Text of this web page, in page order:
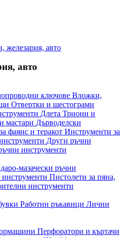
железария, авто
авто
ключове Вложки,
Отвертки и шестограми
Длета Триони и
мастари Дърводелски
фаянс и теракот Инструменти за
Други ръчни
инструменти
мазачески ръчни
Пистолети за пяна,
инструменти
Работни ръкавици Лични
Перфоратори и къртачи